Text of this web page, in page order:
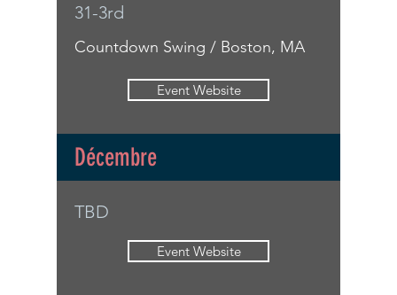
31-3rd
Countdown Swing / Boston, MA
Event Website
Décembre
TBD
Event Website